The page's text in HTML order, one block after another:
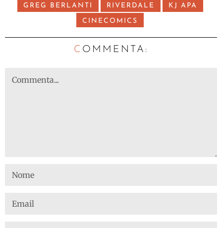
GREG BERLANTI RIVERDALE KJ APA
CINECOMICS
C OMMENTA: